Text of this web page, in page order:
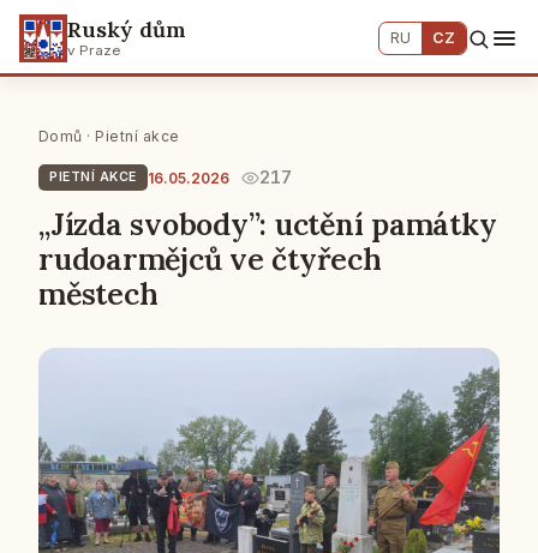
Ruský dům
v Praze
RU CZ
Domů · Pietní akce
PIETNÍ AKCE 16.05.2026 217
„Jízda svobody”: uctění památky
rudoarmějců ve čtyřech
městech